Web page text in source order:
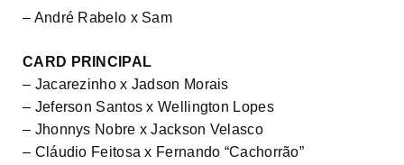
– André Rabelo x Sam
CARD PRINCIPAL
– Jacarezinho x Jadson Morais
– Jeferson Santos x Wellington Lopes
– Jhonnys Nobre x Jackson Velasco
– Cláudio Feitosa x Fernando “Cachorrão”